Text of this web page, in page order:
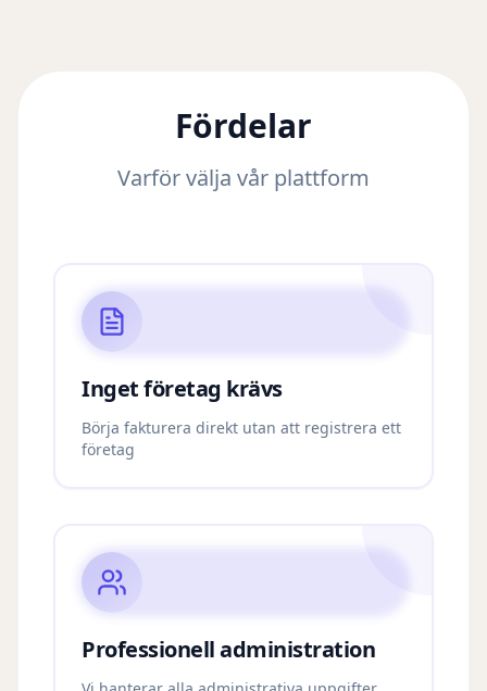
Fördelar
Varför välja vår plattform
Inget företag krävs
Börja fakturera direkt utan att registrera ett
företag
Professionell administration